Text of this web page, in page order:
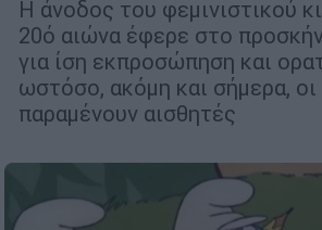
Η άνοδος του φεμινιστικού
20ό αιώνα έφερε στο
για ίση εκπροσώπηση και
ωστόσο, ακόμη και σήμερα, οι
παραμένουν αισθητές